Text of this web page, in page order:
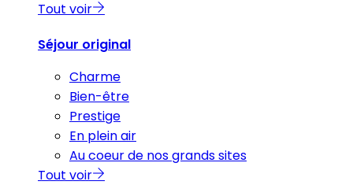
Tout voir
Séjour original
Charme
Bien-être
Prestige
En plein air
Au coeur de nos grands sites
Tout voir